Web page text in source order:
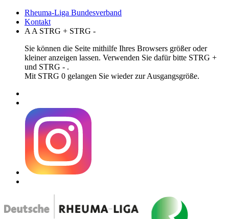
Rheuma-Liga Bundesverband
Kontakt
A A STRG + STRG -
Sie können die Seite mithilfe Ihres Browsers größer oder
kleiner anzeigen lassen. Verwenden Sie dafür bitte STRG +
und STRG - .
Mit STRG 0 gelangen Sie wieder zur Ausgangsgröße.